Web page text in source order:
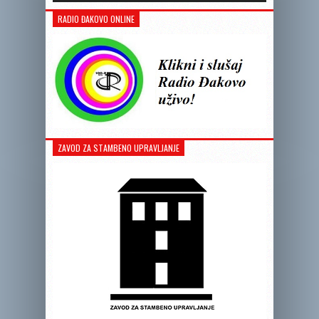
RADIO ĐAKOVO ONLINE
ZAVOD ZA STAMBENO UPRAVLJANJE